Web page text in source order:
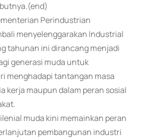
Perindustrian
menyelenggarakan Industrial
tahunan ini dirancang menjadi
generasi muda untuk
menghadapi tantangan masa
kerja maupun dalam peran sosial
muda kini memainkan peran
pembangunan industri